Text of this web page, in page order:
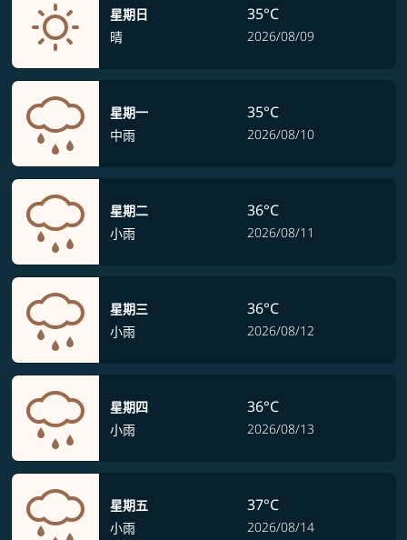
星期日
晴
35°C
2026/08/09
星期一
中雨
35°C
2026/08/10
星期二
小雨
36°C
2026/08/11
星期三
小雨
36°C
2026/08/12
星期四
小雨
36°C
2026/08/13
星期五
小雨
37°C
2026/08/14